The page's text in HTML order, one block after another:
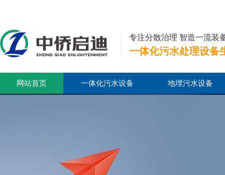
专注分散治理 智造一流装
一体化污水处理设备
网站首页 一体化污水设备 地埋污水设备